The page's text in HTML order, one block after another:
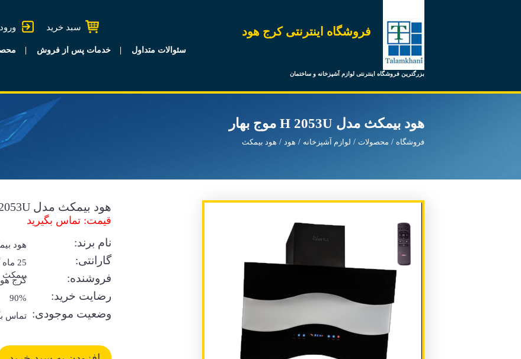
فروشگاه اینترنتی کرج هود
بزرگترین فروشگاه اینترنتی لوازم آشپزخانه و ساختمان
سبد خرید
خدمات پس از فروش سئوالات متداول
هود بیمکث مدل H 2053U موج بهار
فروشگاه محصولات لوازم آشپزخانه هود هود بیمکث
هود بیمکث مدل H 2053U موج بهار
قیمت: تماس بگیرید
نام برند: هود
گارانتی:
25
بیمکث
فروشنده: کرج
رضایت خرید: 90%
وضعیت موجودی: تماس